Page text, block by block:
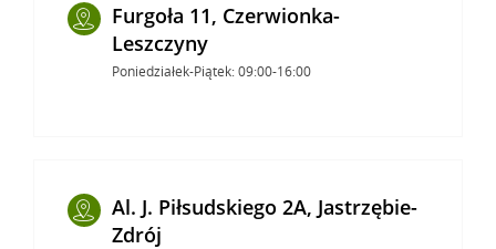
Furgoła 11, Czerwionka-
Leszczyny
Poniedziałek-Piątek: 09:00-16:00
Al. J. Piłsudskiego 2A, Jastrzębie-
Zdrój